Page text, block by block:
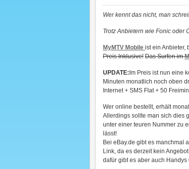
Wer kennt das nicht, man
Trotz Anbietern wie Fonic oder
MyMTV Mobile ist ein Anbieter,
Preis Inklusive! Das Surfen im
UPDATE: Im Preis ist nun eine
Minuten monatlich noch oben
Internet + SMS Flat + 50
Wer online bestellt, erhält
Allerdings sollte man sich dies
unter einer teuren Nummer zu
lässt!
Bei eBay.de gibt es manchmal
Link, da es derzeit kein
dafür gibt es aber auch